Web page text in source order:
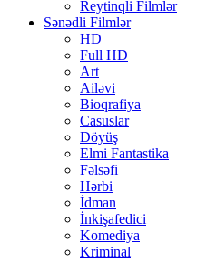
Reytinqli Filmlər
Sənədli Filmlər
HD
Full HD
Art
Ailəvi
Bioqrafiya
Casuslar
Döyüş
Elmi Fantastika
Fəlsəfi
Hərbi
İdman
İnkişafedici
Komediya
Kriminal